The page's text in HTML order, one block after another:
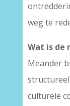
weg te
Wat is de
Meander
culturele